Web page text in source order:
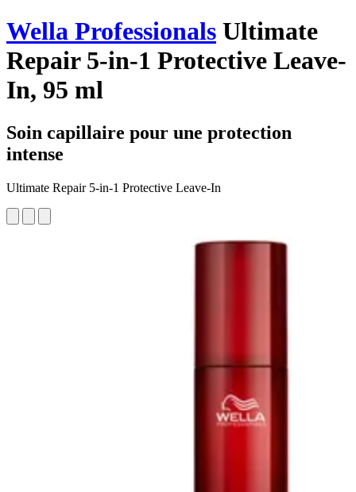
Wella Professionals Ultimate
Repair 5-in-1 Protective Leave-
In, 95 ml
Soin capillaire pour une protection
intense
Ultimate Repair 5-in-1 Protective Leave-In